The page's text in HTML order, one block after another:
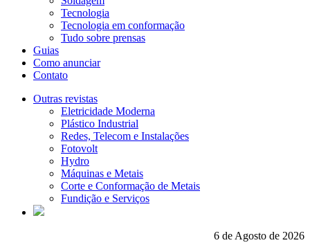
Tecnologia
Tecnologia em conformação
Tudo sobre prensas
Guias
Como anunciar
Contato
Outras revistas
Eletricidade Moderna
Plástico Industrial
Redes, Telecom e Instalações
Fotovolt
Hydro
Máquinas e Metais
Corte e Conformação de Metais
Fundição e Serviços
6 de Agosto de 2026